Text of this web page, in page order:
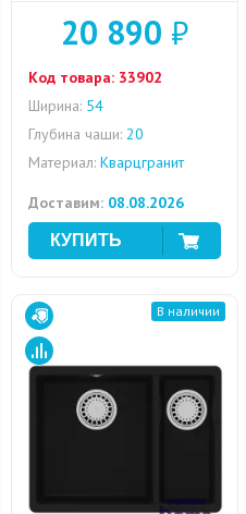
20 890 ₽
Код товара: 33902
Ширина: 54
Глубина чаши: 20
Материал: Кварцгранит
Доставим: 08.08.2026
В наличии